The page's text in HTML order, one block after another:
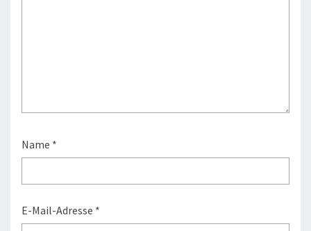
Name *
E-Mail-Adresse *